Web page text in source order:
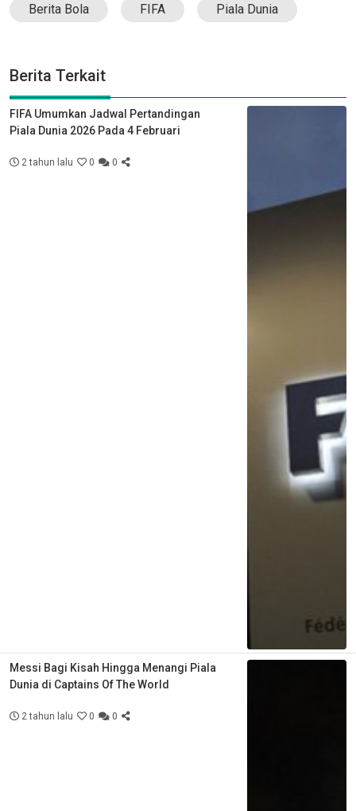
Berita Bola FIFA Piala Dunia
Berita Terkait
FIFA Umumkan Jadwal Pertandingan
Piala Dunia 2026 Pada 4 Februari
2 tahun lalu 0 0
Messi Bagi Kisah Hingga Menangi Piala
Dunia di Captains Of The World
2 tahun lalu 0 0